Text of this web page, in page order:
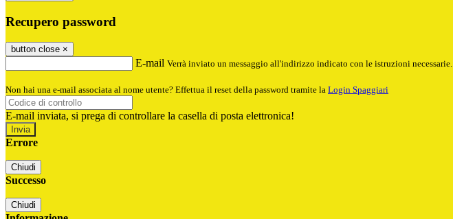
Recupero password
button close ×
E-mail Verrà inviato un messaggio all'indirizzo indicato con le istruzioni necessarie.
Non hai una e-mail associata al nome utente? Effettua il reset della password tramite la Login Spaggiari
E-mail inviata, si prega di controllare la casella di posta elettronica!
Errore
Chiudi
Successo
Chiudi